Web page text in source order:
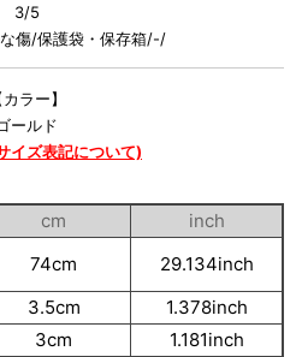
3/5
傷/保護袋・保存箱/-/
カラー】
ールド
イズ表記について)
cm
inch
74cm
29.134inch
3.5cm
1.378inch
3cm 1.181inch